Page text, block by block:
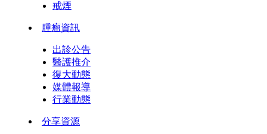
戒煙
腫瘤資訊
出診公告
醫護推介
復大動態
媒體報導
行業動態
分享資源